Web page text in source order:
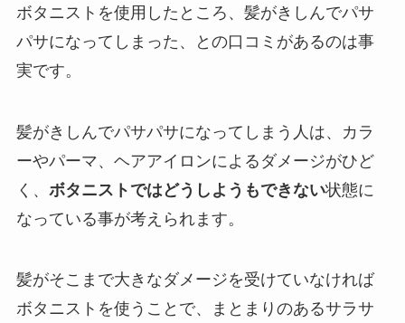
ボタニストを使用したところ、髪がきしんでパサ
パサになってしまった、との口コミがあるのは事
実です。
髪がきしんでパサパサになってしまう人は、カラ
ーやパーマ、ヘアアイロンによるダメージがひど
く、 ボタニストではどうしようもできない状態に
なっている事が考えられます。
髪がそこまで大きなダメージを受けていなければ
ボタニストを使うことで、まとまりのあるサラサ